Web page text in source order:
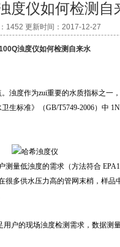
度仪如何检测自
1452 更新时间：2017-12-27
浊度仪如何检测自来水
浊度作为zui重要的水质指标之一
标准》（GB/T5749-2006）中
量低浊度的需求（方法符合
多供水压力高的管网末梢，样
户的现场浊度检测需求，数据测